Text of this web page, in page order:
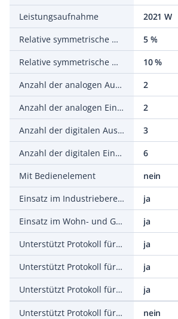
Leistungsaufnahme
2021 W
Relative symmetrische Netzfrequenztoleranz
5 %
Relative symmetrische Netzspannungstoleranz
10 %
Anzahl der analogen Ausgänge
2
Anzahl der analogen Eingänge
2
Anzahl der digitalen Ausgänge
3
Anzahl der digitalen Eingänge
6
Mit Bedienelement
nein
Einsatz im Industriebereich zulässig
ja
Einsatz im Wohn- und Gewerbebereich zulässig
ja
Unterstützt Protokoll für TCP/IP
ja
Unterstützt Protokoll für PROFIBUS
ja
Unterstützt Protokoll für CAN
ja
Unterstützt Protokoll für INTERBUS
nein